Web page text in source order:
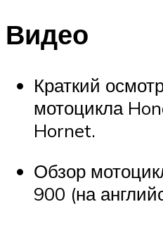
Видео
Краткий
мотоцикла
Hornet.
Обзор
900 (на